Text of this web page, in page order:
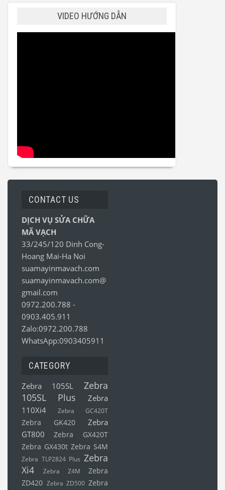
VIDEO HƯỚNG DẪN
CONTACT US
DỊCH VỤ SỬA CHỮA
MÃ VẠCH
33/245/120 Dinh Cong-
Hoang Mai-Ha Noi
suamayinmavach.com
suamayinmavach.com@
gmail.com
0972.200.788 -
0903.405.911
Zalo:0972.200.788
WhatsApp:0903405911
CATEGORY
Zebra 105SL
Zebra
105SL Plus
Zebra
110Xi4
Zebra GC420T
Zebra GK420
Zebra
GT800
Zebra GX420T
Zebra GX430t Zebra S4M
Zebra TLP2824 Plus Zebra
Xi4
Zebra Z4M
Zebra
ZD420 Zebra ZD500 Zebra